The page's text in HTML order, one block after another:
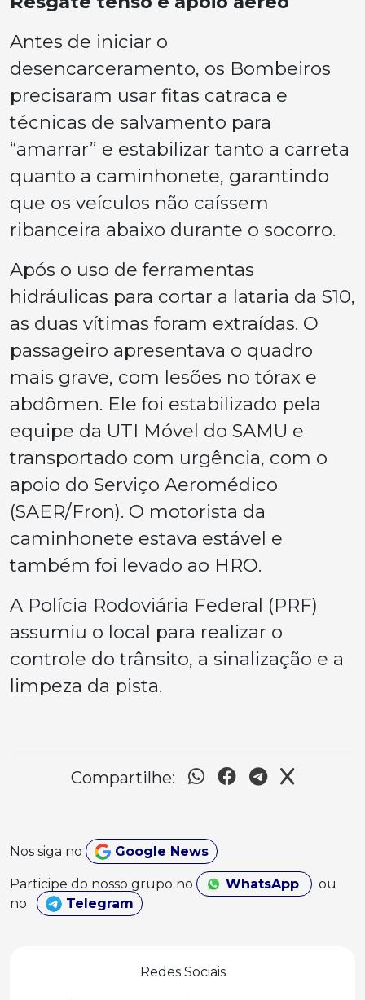
Antes de iniciar o
desencarceramento, os Bombeiros
precisaram usar fitas catraca e
técnicas de salvamento para
“amarrar” e estabilizar tanto a carreta
quanto a caminhonete, garantindo
que os veículos não caíssem
ribanceira abaixo durante o socorro.
Após o uso de ferramentas
hidráulicas para cortar a lataria da S10,
as duas vítimas foram extraídas. O
passageiro apresentava o quadro
mais grave, com lesões no tórax e
abdômen. Ele foi estabilizado pela
equipe da UTI Móvel do SAMU e
transportado com urgência, com o
apoio do Serviço Aeromédico
(SAER/Fron). O motorista da
caminhonete estava estável e
também foi levado ao HRO.
A Polícia Rodoviária Federal (PRF)
assumiu o local para realizar o
controle do trânsito, a sinalização e a
limpeza da pista.
Compartilhe:
Nos siga no Google News
Participe do nosso grupo no WhatsApp
ou
no
Telegram
Redes Sociais